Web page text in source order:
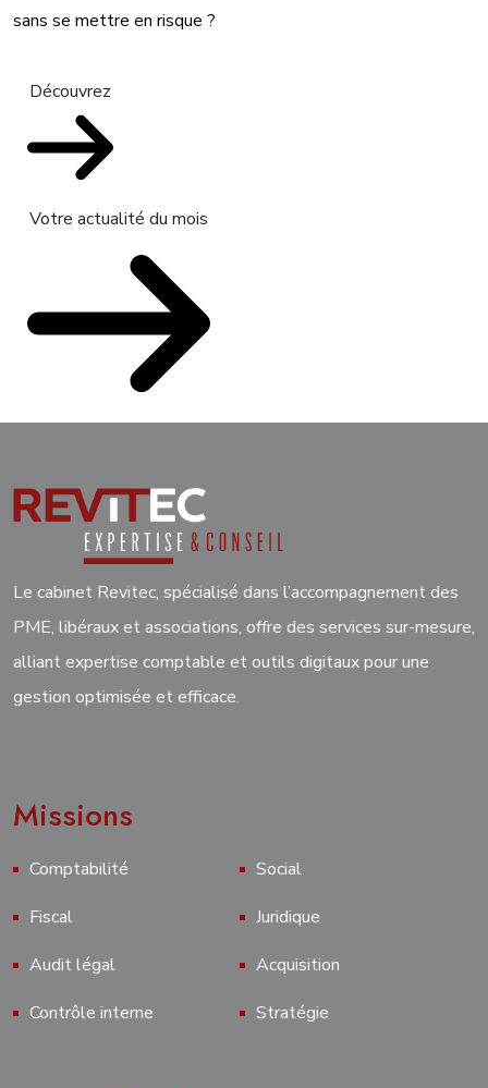
sans se mettre en risque ?
Découvrez
Votre actualité du mois
Le cabinet Revitec, spécialisé dans l’accompagnement des
PME, libéraux et associations, offre des services sur-mesure,
alliant expertise comptable et outils digitaux pour une
gestion optimisée et efficace.
Missions
Comptabilité
Social
Fiscal
Juridique
Audit légal
Acquisition
Contrôle interne
Stratégie